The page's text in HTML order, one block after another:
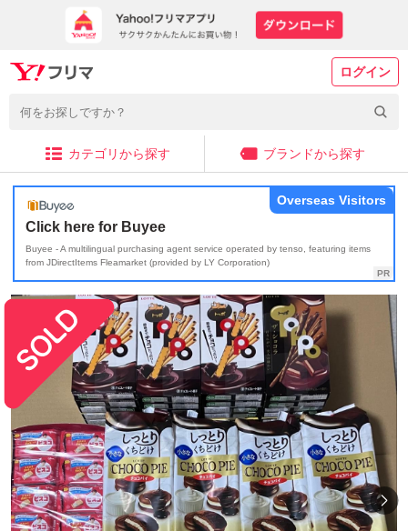
ログイン
カテゴリから探す ブランドから探す
Click here for Buyee
Buyee - A multilingual purchasing agent service operated by tenso, featuring items
from JDirectItems Fleamarket (provided by LY Corporation)
Overseas Visitors